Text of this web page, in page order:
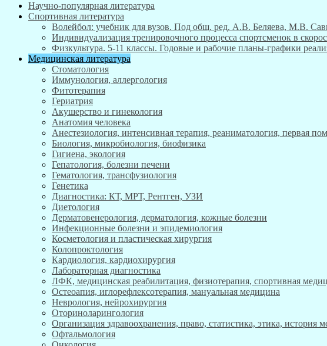
Научно-популярная литература
Спортивная литература
Волейбол: учебник для вузов. Под общ. ред. А.В. Беляева, М.В.
Индивидуализация тренировочного процесса спортсменок в
Физкультура. 5-11 классы. Годовые и рабочие планы-графики
Медицинская литература
Стоматология
Иммунология, аллергология
Фитотерапия
Гериатрия
Акушерство и гинекология
Анатомия человека
Анестезиология, интенсивная терапия, реаниматология, первая
Биология, микробиология, биофизика
Гигиена, экология
Гепатология, болезни печени
Гематология, трансфузиология
Генетика
Диагностика: КТ, МРТ, Рентген, УЗИ
Диетология
Дерматовенерология, дерматология, кожные болезни
Инфекционные болезни и эпидемиология
Косметология и пластическая хирургия
Колопроктология
Кардиология, кардиохирургия
Лабораторная диагностика
ЛФК, медицинская реабилитация, физиотерапия, спортивная
Остеоапия, иглорефлексотерапия, мануальная медицина
Неврология, нейрохирургия
Оториноларингология
Организация здравоохранения, право, статистика, этика, история
Офтальмология